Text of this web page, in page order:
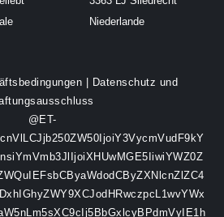
Niederlande
Datenschutz und
@ET-